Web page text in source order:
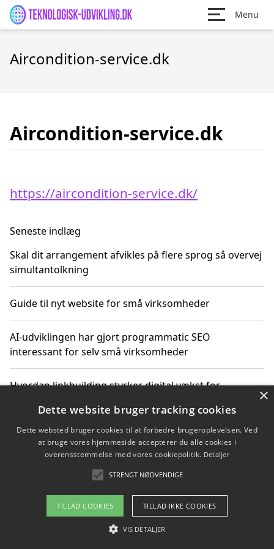
Menu
Aircondition-service.dk
Aircondition-service.dk
https://aircondition-service.dk/
Seneste indlæg
Skal dit arrangement afvikles på flere sprog så overvej
simultantolkning
Guide til nyt website for små virksomheder
AI-udviklingen har gjort programmatic SEO
interessant for selv små virksomheder
Hvordan linkbuilding styrker digital vækst for
Sådan har udviklingen inden for genbrug af elektronik
ændret sig
Copyright 2026 - Pilanto Aps
Om / kontakt
×
Dette website bruger tracking cookies
Dette websted bruger cookies til at forbedre brugeroplevelsen. Ved
at bruge vores hjemmeside accepterer du alle cookies i
overensstemmelse med vores cookiepolitik. Detaljer
STRENGT NØDVENDIGE
TILLAD COOKIES TILLAD IKKE COOKIES
VIS DETALJER